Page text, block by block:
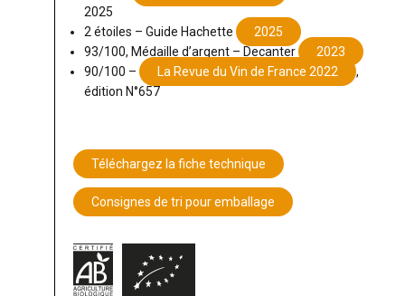
2025
2 étoiles – Guide Hachette
2025
93/100, Médaille d’argent – Decanter
2023
90/100 –
La Revue du Vin de France 2022
,
édition N°657
Téléchargez la fiche technique
Consignes de tri pour emballage